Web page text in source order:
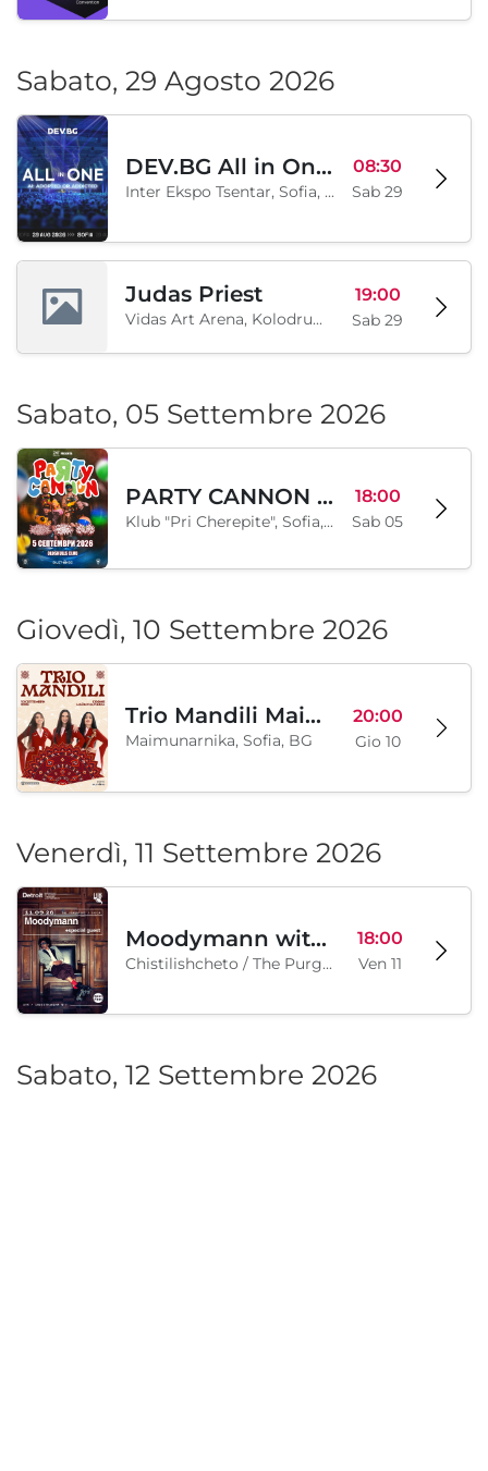
Art Realm Con 2026 09:00
Sabato, 29 Agosto 2026
DEV.BG All in One 2026
Inter Ekspo Tsentar, Sofia, BG
08:30
Sab 29
Sabato, 05 Settembre 2026
PARTY CANNON live in Sofia 18:00
Giovedì, 10 Settembre 2026
Trio Mandili Maimunarnika- Sofia 20:00
Venerdì, 11 Settembre 2026
Moodymann with special guests 18:00